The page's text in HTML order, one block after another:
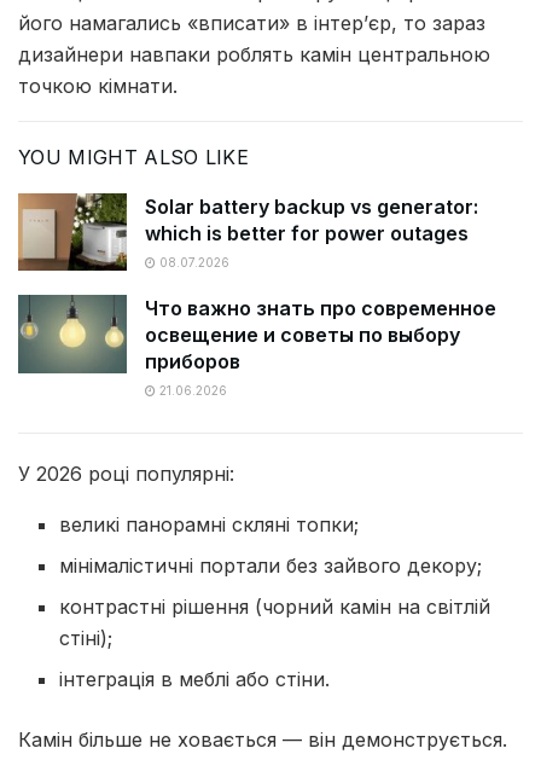
його намагались «вписати» в інтер’єр, то зараз
дизайнери навпаки роблять камін центральною
точкою кімнати.
YOU MIGHT ALSO LIKE
Solar battery backup vs generator:
which is better for power outages
08.07.2026
Что важно знать про современное
освещение и советы по выбору
приборов
21.06.2026
У 2026 році популярні:
великі панорамні скляні топки;
мінімалістичні портали без зайвого декору;
контрастні рішення (чорний камін на світлій
стіні);
інтеграція в меблі або стіни.
Камін більше не ховається — він демонструється.